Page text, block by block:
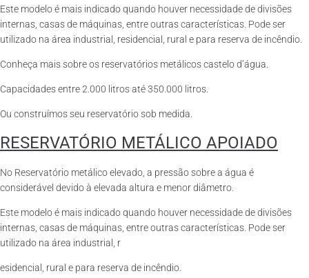
Este modelo é mais indicado quando houver necessidade de divisões
internas, casas de máquinas, entre outras características. Pode ser
utilizado na área industrial, residencial, rural e para reserva de incêndio.
Conheça mais sobre os reservatórios metálicos castelo d’água.
Capacidades entre 2.000 litros até 350.000 litros.
Ou construímos seu reservatório sob medida.
RESERVATÓRIO METÁLICO APOIADO
No Reservatório metálico elevado, a pressão sobre a água é
considerável devido à elevada altura e menor diâmetro.
Este modelo é mais indicado quando houver necessidade de divisões
internas, casas de máquinas, entre outras características. Pode ser
utilizado na área industrial, r
esidencial, rural e para reserva de incêndio.